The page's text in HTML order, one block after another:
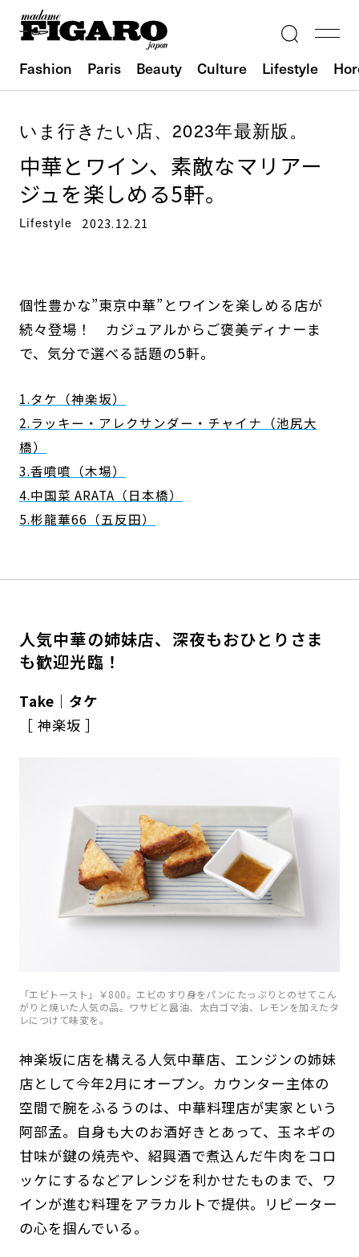
Fashion Paris Beauty Culture Lifestyle
いま行きたい店、2023年最新版。
中華とワイン、素敵なマリアー
ジュを楽しめる5軒。
Lifestyle 2023.12.21
個性豊かな”東京中華”とワインを楽しめる店が
続々登場！ カジュアルからご褒美ディナーま
で、気分で選べる話題の5軒。
1.タケ（神楽坂）
2.ラッキー・アレクサンダー・チャイナ（池尻大
橋）
3.香噴噴（木場）
4.中国菜 ARATA（日本橋）
5.彬龍華66（五反田）
人気中華の姉妹店、深夜もおひとりさま
も歓迎光臨！
Take｜タケ
［ 神楽坂 ］
「エビトースト」￥800。エビのすり身をパンにたっぷりとのせてこん
がりと焼いた人気の品。ワサビと醤油、太白ゴマ油、レモンを加えたタ
レにつけて味変を。
神楽坂に店を構える人気中華店、エンジンの姉妹
店として今年2月にオープン。カウンター主体の
空間で腕をふるうのは、中華料理店が実家という
阿部孟。自身も大のお酒好きとあって、玉ネギの
甘味が鍵の焼売や、紹興酒で煮込んだ牛肉をコロ
ッケにするなどアレンジを利かせたものまで、ワ
インが進む料理をアラカルトで提供。リピーター
の心を掴んでいる。